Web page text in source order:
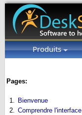
Produits
Pages:
1. Bienvenue
2. Comprendre l'interface